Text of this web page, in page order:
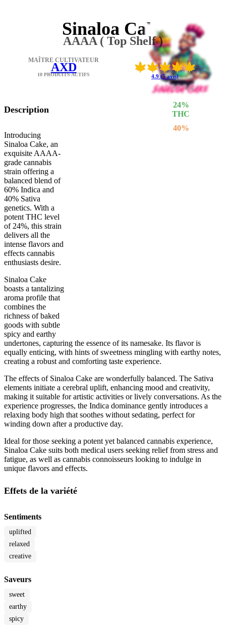
24%
THC
40%
Sinaloa Cake
AAAA ( Top Shelf )
4.9 (5 avis)
MAÎTRE CULTIVATEUR
AXD
10 PRODUITS ACTIFS
Description
Introducing
Sinaloa Cake, an
exquisite AAAA-
grade cannabis
strain offering a
balanced blend of
60% Indica and
40% Sativa
genetics. With a
potent THC level
of 24%, this strain
delivers all the
intense flavors and
effects cannabis
enthusiasts desire.
Sinaloa Cake
boasts a tantalizing
aroma profile that
combines the
richness of baked
goods with subtle
spicy and earthy
undertones, capturing the essence of its namesake. Its flavor is
equally enticing, with hints of sweetness mingling with earthy notes,
creating a robust and comforting taste experience.
The effects of Sinaloa Cake are wonderfully balanced. The Sativa
elements initiate a cerebral uplift, enhancing mood and creativity,
making it suitable for artistic activities or lively conversations. As the
experience progresses, the Indica dominance gently introduces a
relaxing body high that soothes without sedating, perfect for
winding down after a productive day.
Ideal for those seeking a potent yet balanced cannabis experience,
Sinaloa Cake suits both medical users seeking relief from stress and
fatigue, as well as cannabis connoisseurs looking to indulge in
unique flavors and effects.
Effets de la variété
Sentiments
uplifted
relaxed
creative
Saveurs
sweet
earthy
spicy